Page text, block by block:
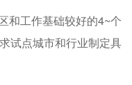
和工作基础较好的4~个
试点城市和行业制定具